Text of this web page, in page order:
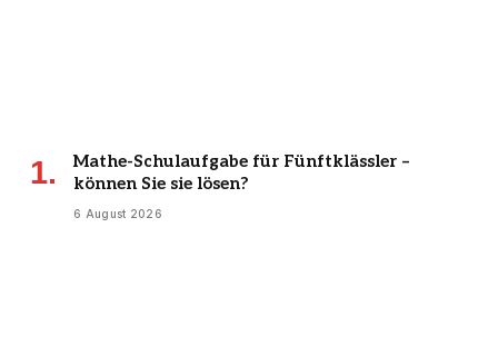
Mathe-Schulaufgabe für Fünftklässler –
können Sie sie lösen?
6 August 2026